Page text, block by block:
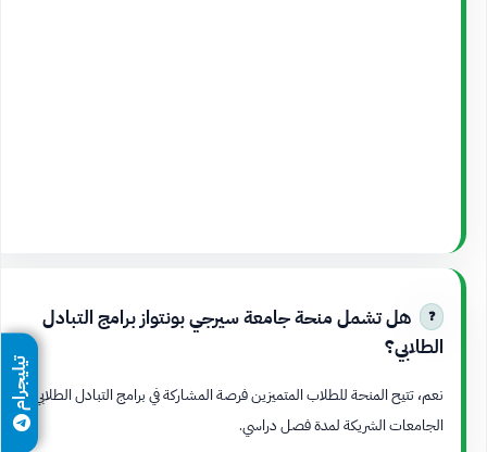
هل تشمل منحة جامعة سيرجي بونتواز برامج التبادل
الطلابي؟
نعم، تتيح المنحة للطلاب المتميزين فرصة المشاركة في برامج التبادل الطلابي مع
الجامعات الشريكة لمدة فصل دراسي.
تيليجرام